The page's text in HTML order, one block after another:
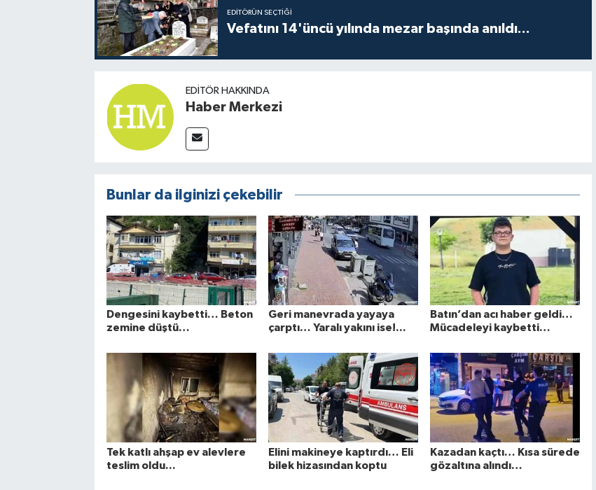
EDITÖRÜN SEÇTIĞI
Vefatını 14'üncü yılında mezar başında anıldı...
EDITÖR HAKKINDA
Haber Merkezi
Bunlar da ilginizi çekebilir
Dengesini kaybetti… Beton
zemine düştü…
Geri manevrada yayaya
çarptı… Yaralı yakını ise!...
Batın’dan acı haber geldi…
Mücadeleyi kaybetti…
Tek katlı ahşap ev alevlere
teslim oldu...
Elini makineye kaptırdı… Eli
bilek hizasından koptu
Kazadan kaçtı… Kısa sürede
gözaltına alındı…